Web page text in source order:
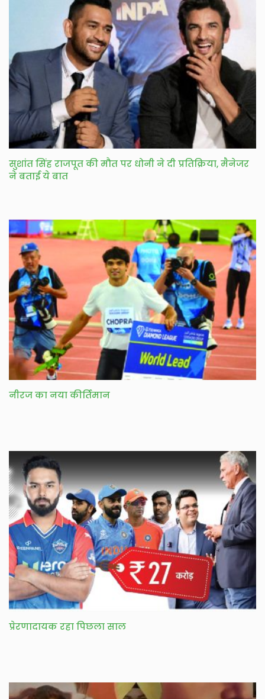
सुशांत सिंह राजपूत की मौत पर धोनी ने दी प्रतिक्रिया, मैनेजर
ने बताई ये बात
नीरज का नया कीर्तिमान
प्रेरणादायक रहा पिछला साल